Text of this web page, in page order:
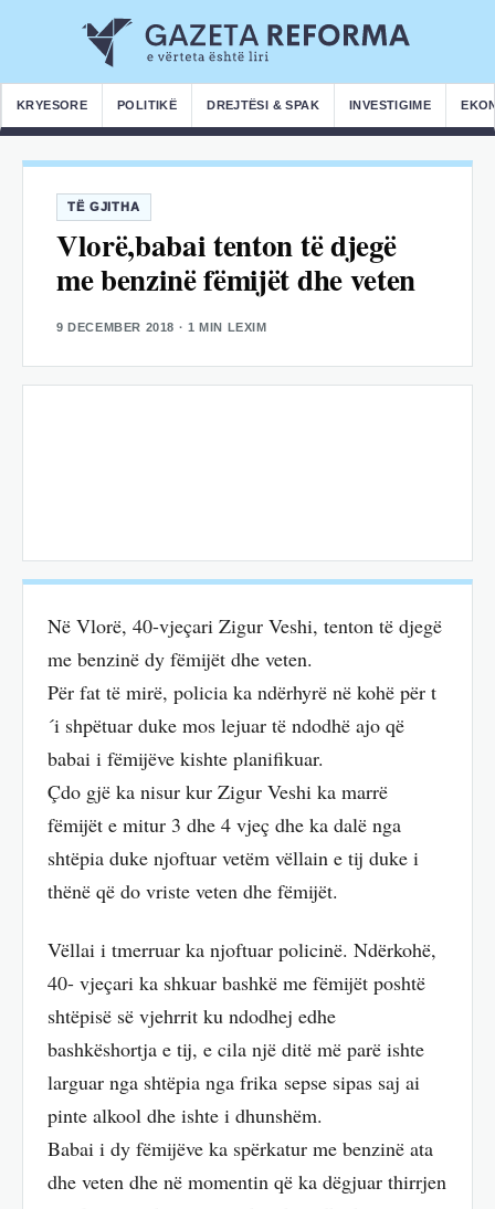
KRYESORE POLITIKË DREJTËSI & SPAK INVESTIGIME
TË GJITHA
Vlorë,babai tenton të djegë
me benzinë fëmijët dhe veten
9 DECEMBER 2018 · 1 MIN LEXIM
Në Vlorë, 40-vjeçari Zigur Veshi, tenton të djegë
me benzinë dy fëmijët dhe veten.
Për fat të mirë, policia ka ndërhyrë në kohë për t
´i shpëtuar duke mos lejuar të ndodhë ajo që
babai i fëmijëve kishte planifikuar.
Çdo gjë ka nisur kur Zigur Veshi ka marrë
fëmijët e mitur 3 dhe 4 vjeç dhe ka dalë nga
shtëpia duke njoftuar vetëm vëllain e tij duke i
thënë që do vriste veten dhe fëmijët.
Vëllai i tmerruar ka njoftuar policinë. Ndërkohë,
40- vjeçari ka shkuar bashkë me fëmijët poshtë
shtëpisë së vjehrrit ku ndodhej edhe
bashkëshortja e tij, e cila një ditë më parë ishte
larguar nga shtëpia nga frika sepse sipas saj ai
pinte alkool dhe ishte i dhunshëm.
Babai i dy fëmijëve ka spërkatur me benzinë ata
dhe veten dhe në momentin që ka dëgjuar thirrjen